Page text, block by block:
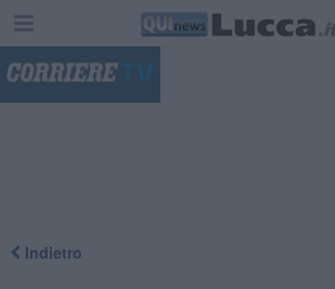
Indietro